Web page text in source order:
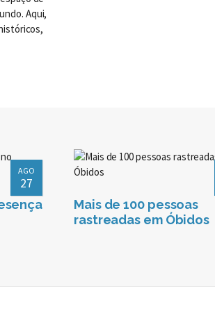
Aqui,
AGO
27
Mais de 100 pessoas
rastreadas em Óbidos